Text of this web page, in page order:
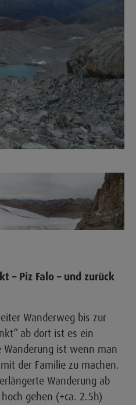
– Piz Falo – und zurück
Wanderweg bis zur
ab dort ist es ein
Wanderung ist wenn man
der Familie zu machen.
Wanderung ab
gehen (+ca. 2.5h)